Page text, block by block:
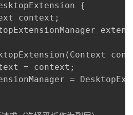
{
context;
= context;
=